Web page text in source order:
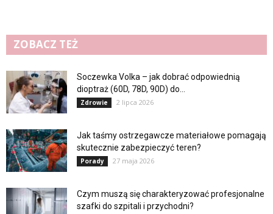
ZOBACZ TEŻ
Soczewka Volka – jak dobrać odpowiednią
dioptraż (60D, 78D, 90D) do...
Zdrowie 2 lipca 2026
Jak taśmy ostrzegawcze materiałowe pomagają
skutecznie zabezpieczyć teren?
Porady 27 maja 2026
Czym muszą się charakteryzować profesjonalne
szafki do szpitali i przychodni?